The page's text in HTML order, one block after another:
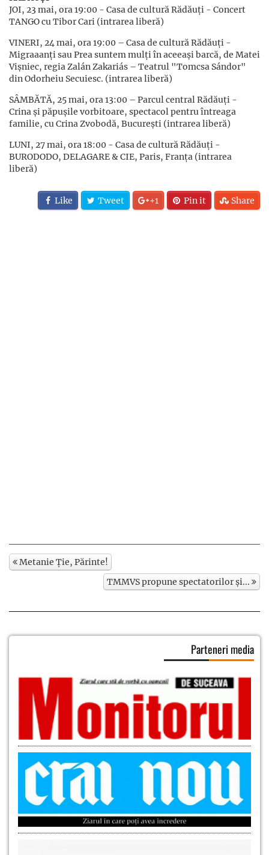
JOI, 23 mai, ora 19:00 - Casa de cultură Rădăuți - Concert
TANGO cu Tibor Cari (intrarea liberă)
VINERI, 24 mai, ora 19:00 – Casa de cultură Rădăuți -
Migraaanți sau Prea suntem mulți în aceeași barcă, de Matei
Vișniec, regia Zalán Zakariás – Teatrul "Tomcsa Sándor"
din Odorheiu Secuiesc. (intrarea liberă)
SÂMBĂTĂ, 25 mai, ora 13:00 – Parcul central Rădăuți -
Crina şi păpuşile vorbitoare, spectacol pentru întreaga
familie, cu Crina Zvobodă, București (intrarea liberă)
LUNI, 27 mai, ora 18:00 - Casa de cultură Rădăuți -
BURODODO, DELAGARE & CIE, Paris, Franța (intrarea
liberă)
Like Tweet +1 Pin it Share
Metanie Ție, Părinte!
TMMVS propune spectatorilor și...
Parteneri media